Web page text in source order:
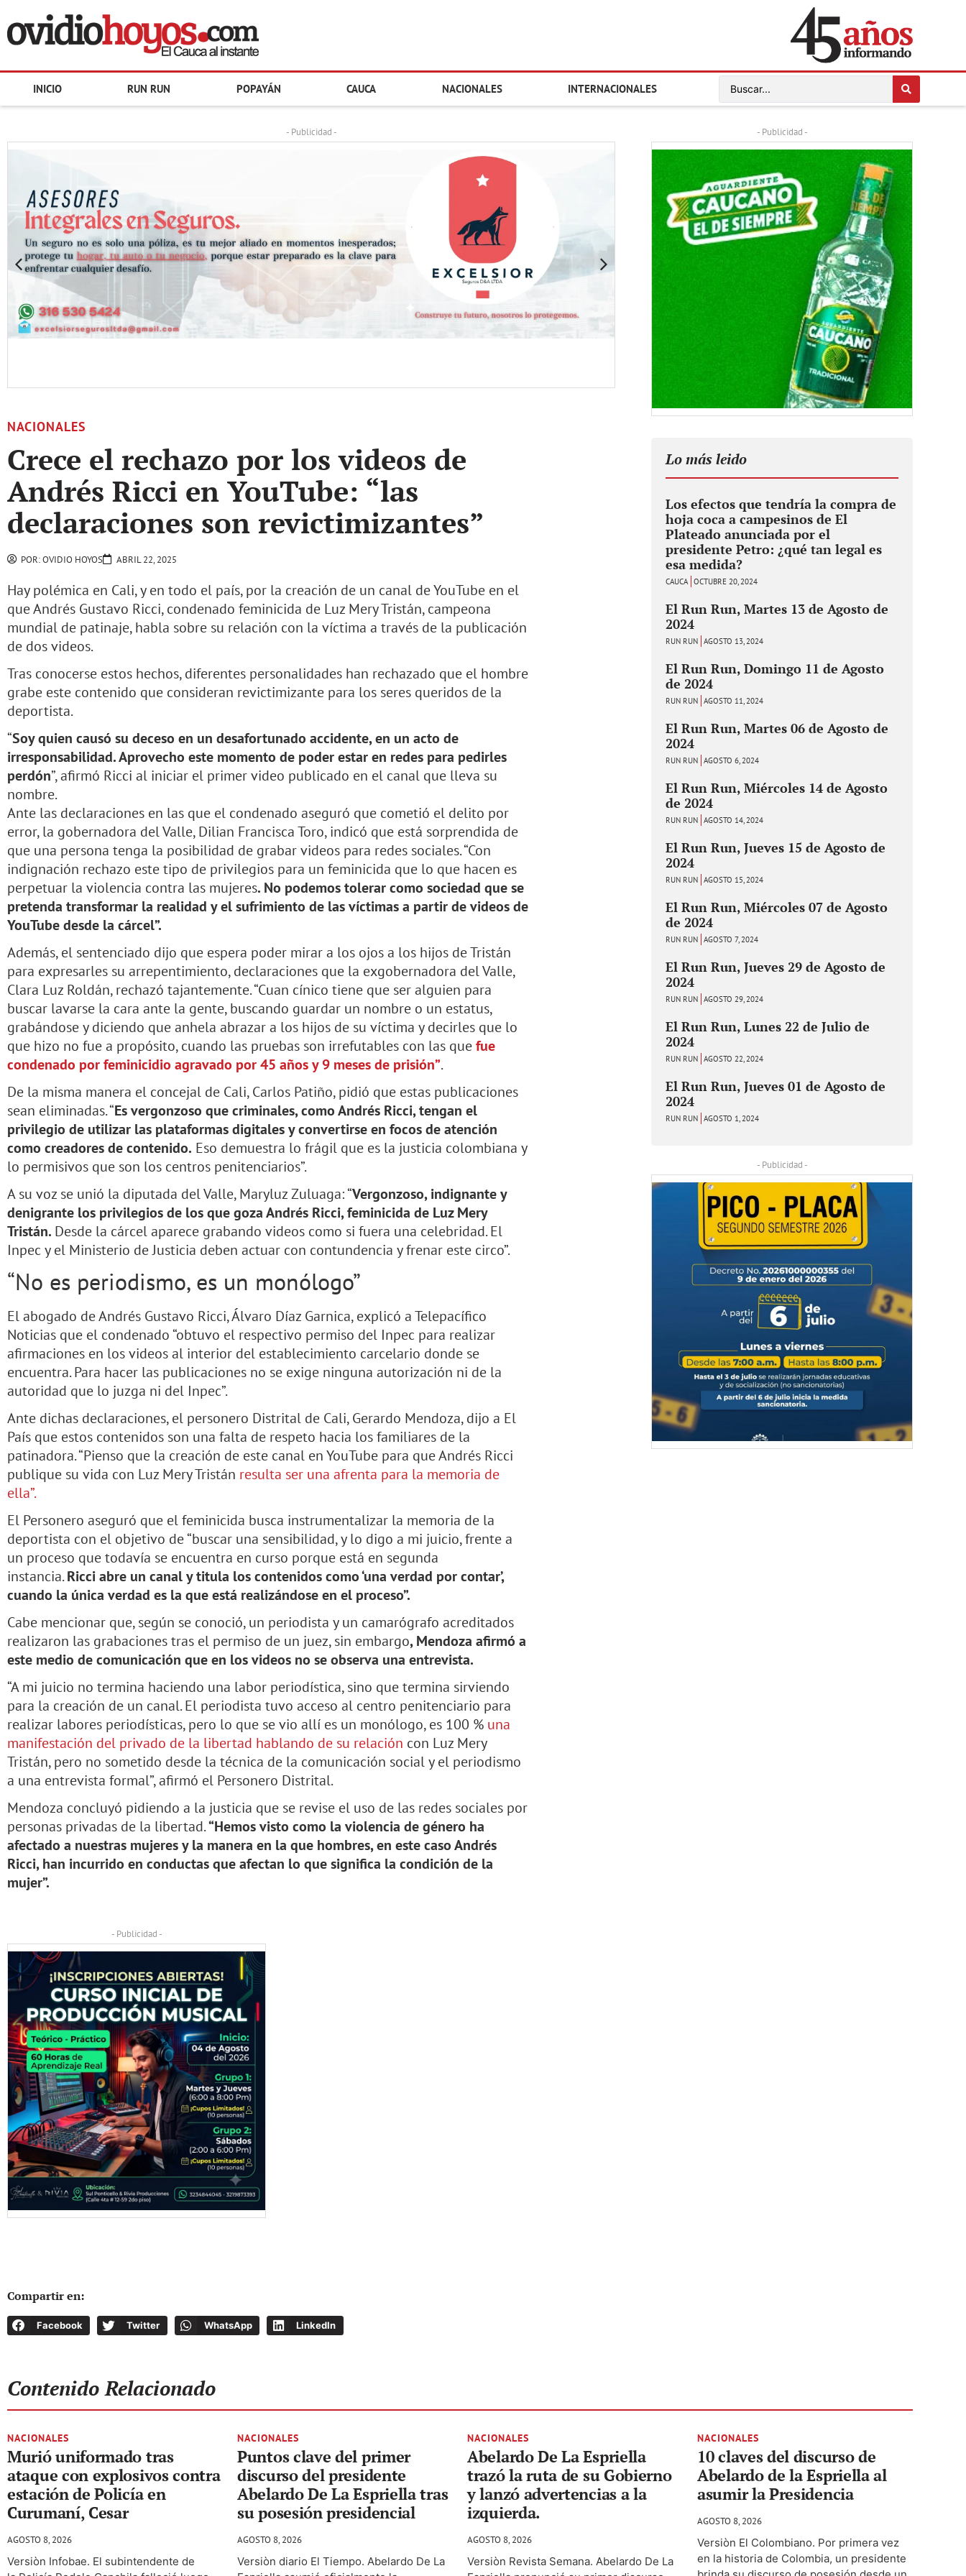
INICIO RUN RUN POPAYÁN CAUCA NACIONALES INTERNACIONALES
- Publicidad -
NACIONALES
Crece el rechazo por los videos de
Andrés Ricci en YouTube: “las
declaraciones son revictimizantes”
POR:OVIDIO HOYOS ABRIL 22, 2025
Hay polémica en Cali, y en todo el país, por la creación de un canal de YouTube en el
que Andrés Gustavo Ricci, condenado feminicida de Luz Mery Tristán, campeona
mundial de patinaje, habla sobre su relación con la víctima a través de la publicación
de dos videos.
Tras conocerse estos hechos, diferentes personalidades han rechazado que el hombre
grabe este contenido que consideran revictimizante para los seres queridos de la
deportista.
“Soy quien causó su deceso en un desafortunado accidente, en un acto de
irresponsabilidad. Aprovecho este momento de poder estar en redes para pedirles
perdón”, afirmó Ricci al iniciar el primer video publicado en el canal que lleva su
nombre.
Ante las declaraciones en las que el condenado aseguró que cometió el delito por
error, la gobernadora del Valle, Dilian Francisca Toro, indicó que está sorprendida de
que una persona tenga la posibilidad de grabar videos para redes sociales. “Con
indignación rechazo este tipo de privilegios para un feminicida que lo que hacen es
perpetuar la violencia contra las mujeres. No podemos tolerar como sociedad que se
pretenda transformar la realidad y el sufrimiento de las víctimas a partir de videos de
YouTube desde la cárcel”.
Además, el sentenciado dijo que espera poder mirar a los ojos a los hijos de Tristán
para expresarles su arrepentimiento, declaraciones que la exgobernadora del Valle,
Clara Luz Roldán, rechazó tajantemente. “Cuan cínico tiene que ser alguien para
buscar lavarse la cara ante la gente, buscando guardar un nombre o un estatus,
grabándose y diciendo que anhela abrazar a los hijos de su víctima y decirles que lo
que hizo no fue a propósito, cuando las pruebas son irrefutables con las quefue
condenado por feminicidio agravado por 45 años y 9 meses de prisión”.
De la misma manera el concejal de Cali, Carlos Patiño, pidió que estas publicaciones
sean eliminadas. “Es vergonzoso que criminales, como Andrés Ricci, tengan el
privilegio de utilizar las plataformas digitales y convertirse en focos de atención
como creadores de contenido. Eso demuestra lo frágil que es la justicia colombiana y
lo permisivos que son los centros penitenciarios”.
A su voz se unió la diputada del Valle, Maryluz Zuluaga: “Vergonzoso, indignante y
denigrante los privilegios de los que goza Andrés Ricci, feminicida de Luz Mery
Tristán. Desde la cárcel aparece grabando videos como si fuera una celebridad. El
Inpec y el Ministerio de Justicia deben actuar con contundencia y frenar este circo”.
“No es periodismo, es un monólogo”
El abogado de Andrés Gustavo Ricci, Álvaro Díaz Garnica, explicó a Telepacífico
Noticias que el condenado “obtuvo el respectivo permiso del Inpec para realizar
afirmaciones en los videos al interior del establecimiento carcelario donde se
encuentra. Para hacer las publicaciones no se exige ninguna autorización ni de la
autoridad que lo juzga ni del Inpec”.
Ante dichas declaraciones, el personero Distrital de Cali, Gerardo Mendoza, dijo a El
País que estos contenidos son una falta de respeto hacia los familiares de la
patinadora. “Pienso que la creación de este canal en YouTube para que Andrés Ricci
publique su vida con Luz Mery Tristán resulta ser una afrenta para la memoria de
ella”.
El Personero aseguró que el feminicida busca instrumentalizar la memoria de la
deportista con el objetivo de “buscar una sensibilidad, y lo digo a mi juicio, frente a
un proceso que todavía se encuentra en curso porque está en segunda
instancia.Ricci abre un canal y titula los contenidos como ‘una verdad por contar’,
cuando la única verdad es la que está realizándose en el proceso”.
Cabe mencionar que, según se conoció, un periodista y un camarógrafo acreditados
realizaron las grabaciones tras el permiso de un juez, sin embargo, Mendoza afirmó a
este medio de comunicación que en los videos no se observa una entrevista.
“A mi juicio no termina haciendo una labor periodística, sino que termina sirviendo
para la creación de un canal. El periodista tuvo acceso al centro penitenciario para
realizar labores periodísticas, pero lo que se vio allí es un monólogo, es 100 % una
manifestación del privado de la libertad hablando de su relación con Luz Mery
Tristán, pero no sometido desde la técnica de la comunicación social y el periodismo
a una entrevista formal”, afirmó el Personero Distrital.
Mendoza concluyó pidiendo a la justicia que se revise el uso de las redes sociales por
personas privadas de la libertad.“Hemos visto como la violencia de género ha
afectado a nuestras mujeres y la manera en la que hombres, en este caso Andrés
Ricci, han incurrido en conductas que afectan lo que significa la condición de la
mujer”.
- Publicidad -
Compartir en:
Facebook Twitter WhatsApp LinkedIn
- Publicidad -
Lo más leido
Los efectos que tendría la compra de
hoja coca a campesinos de El
Plateado anunciada por el
presidente Petro: ¿qué tan legal es
esa medida?
CAUCA OCTUBRE 20, 2024
El Run Run, Martes 13 de Agosto de
2024
RUN RUN AGOSTO 13, 2024
El Run Run, Domingo 11 de Agosto
de 2024
RUN RUN AGOSTO 11, 2024
El Run Run, Martes 06 de Agosto de
2024
RUN RUN AGOSTO 6, 2024
El Run Run, Miércoles 14 de Agosto
de 2024
RUN RUN AGOSTO 14, 2024
El Run Run, Jueves 15 de Agosto de
2024
RUN RUN AGOSTO 15, 2024
El Run Run, Miércoles 07 de Agosto
de 2024
RUN RUN AGOSTO 7, 2024
El Run Run, Jueves 29 de Agosto de
2024
RUN RUN AGOSTO 29, 2024
El Run Run, Lunes 22 de Julio de
2024
RUN RUN AGOSTO 22, 2024
El Run Run, Jueves 01 de Agosto de
2024
RUN RUN AGOSTO 1, 2024
- Publicidad -
Contenido Relacionado
NACIONALES
Murió uniformado tras
ataque con explosivos contra
estación de Policía en
Curumaní, Cesar
AGOSTO 8, 2026
Versiòn Infobae. El subintendente de
NACIONALES
Puntos clave del primer
discurso del presidente
Abelardo De La Espriella tras
su posesión presidencial
AGOSTO 8, 2026
Versiòn diario El Tiempo. Abelardo De La
NACIONALES
Abelardo De La Espriella
trazó la ruta de su Gobierno
y lanzó advertencias a la
izquierda.
AGOSTO 8, 2026
Versiòn Revista Semana. Abelardo De La
NACIONALES
10 claves del discurso de
Abelardo de la Espriella al
asumir la Presidencia
AGOSTO 8, 2026
Versiòn El Colombiano. Por primera vez
en la historia de Colombia, un presidente